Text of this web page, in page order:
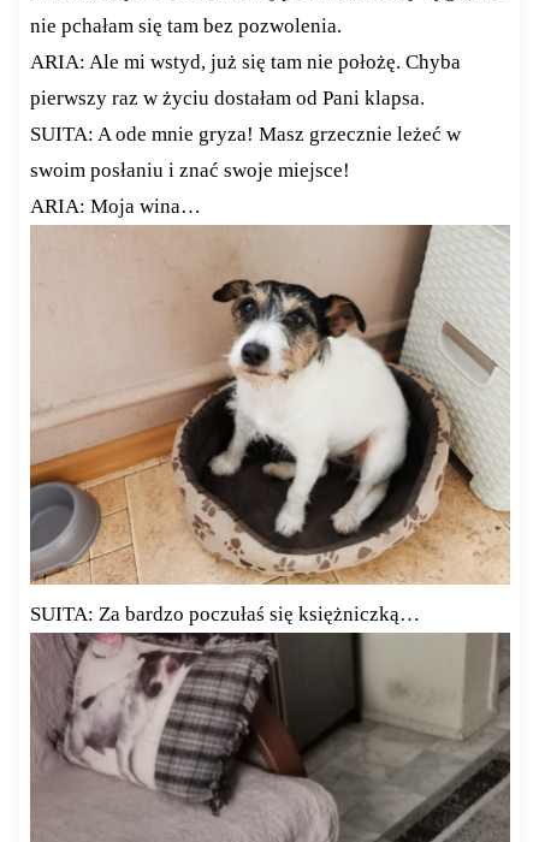
nie pchałam się tam bez pozwolenia.
ARIA: Ale mi wstyd, już się tam nie położę. Chyba
pierwszy raz w życiu dostałam od Pani klapsa.
SUITA: A ode mnie gryza! Masz grzecznie leżeć w
swoim posłaniu i znać swoje miejsce!
ARIA: Moja wina…
SUITA: Za bardzo poczułaś się księżniczką…